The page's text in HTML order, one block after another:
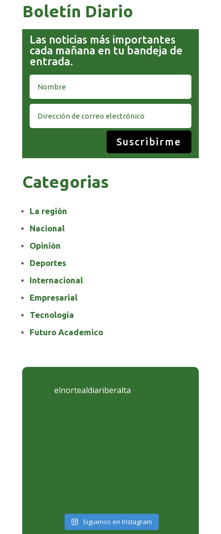
Boletín Diario
Las noticias más importantes
cada mañana en tu bandeja de
entrada.
Suscribirme
Categorias
La región
Nacional
Opinión
Deportes
Internacional
Empresarial
Tecnología
Futuro Academico
elnortealdiariberalta
Siguenos en Instagram